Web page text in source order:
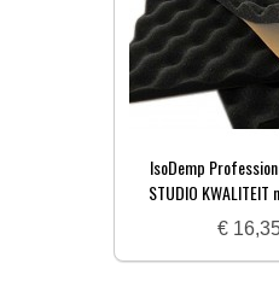
IsoDemp
STUDIO
zelfkl. laag |
€